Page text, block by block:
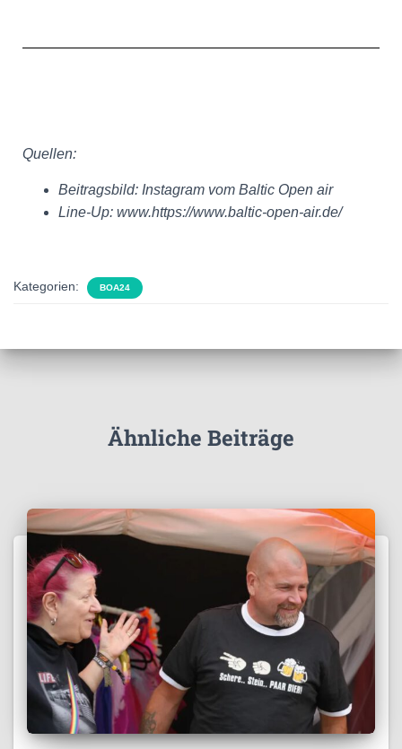
Quellen:
Beitragsbild: Instagram vom Baltic Open air
Line-Up: www.https://www.baltic-open-air.de/
Kategorien: BOA24
Ähnliche Beiträge